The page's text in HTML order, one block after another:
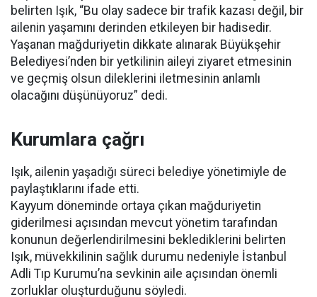
belirten Işık, “Bu olay sadece bir trafik kazası değil, bir
ailenin yaşamını derinden etkileyen bir hadisedir.
Yaşanan mağduriyetin dikkate alınarak Büyükşehir
Belediyesi’nden bir yetkilinin aileyi ziyaret etmesinin
ve geçmiş olsun dileklerini iletmesinin anlamlı
olacağını düşünüyoruz” dedi.
Kurumlara çağrı
Işık, ailenin yaşadığı süreci belediye yönetimiyle de
paylaştıklarını ifade etti.
Kayyum döneminde ortaya çıkan mağduriyetin
giderilmesi açısından mevcut yönetim tarafından
konunun değerlendirilmesini beklediklerini belirten
Işık, müvekkilinin sağlık durumu nedeniyle İstanbul
Adli Tıp Kurumu’na sevkinin aile açısından önemli
zorluklar oluşturduğunu söyledi.